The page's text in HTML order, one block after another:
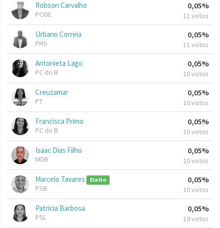
Robson Carvalho
PODE
0,05%
11 votos
Urbano Correia
PHS
0,05%
11 votos
Antonieta Lago
PC do B
0,05%
10 votos
Creuzamar
PT
0,05%
10 votos
Francisca Primo
PC do B
0,05%
10 votos
Isaac Dias Filho
MDB
0,05%
10 votos
Marcelo Tavares Eleito
PSB
0,05%
10 votos
Patricia Barbosa
PSL
0,05%
10 votos